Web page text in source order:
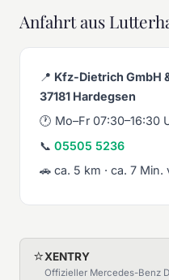
Anfahrt aus
📍 Kfz-Dietrich GmbH
37181 Hardegsen
🕐 Mo–Fr 07:30–16:30
📞 05505 5236
🚗 ca. 5 km · ca. 7
⭐XENTRY
Offizieller Mercedes-Benz